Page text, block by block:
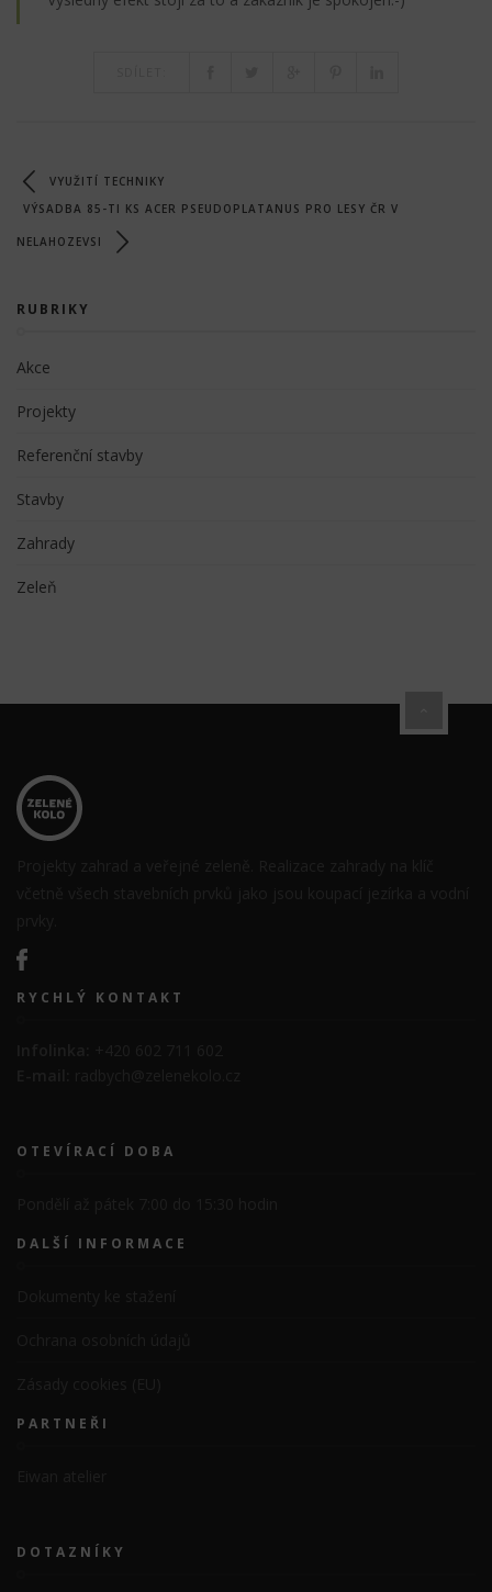
VYUŽITÍ TECHNIKY
VÝSADBA 85-TI KS ACER PSEUDOPLATANUS PRO LESY ČR V
NELAHOZEVSI
RUBRIKY
Akce
Projekty
Referenční stavby
Stavby
Zahrady
Zeleň
RYCHLÝ KONTAKT
OTEVÍRACÍ DOBA
DALŠÍ INFORMACE
PARTNEŘI
DOTAZNÍKY